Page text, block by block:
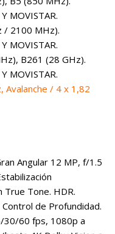
MOVISTAR.
/ 2100 MHz).
MOVISTAR.
B261 (28 GHz).
MOVISTAR.
Avalanche / 4 x 1,82
Angular 12 MP, f/1.5
True Tone. HDR.
de Profundidad.
30/60 fps, 1080p a